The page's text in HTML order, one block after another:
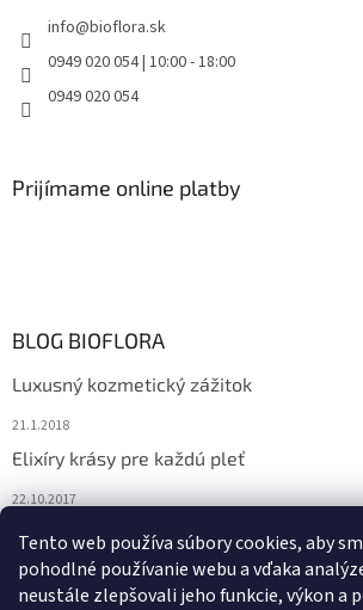
Tento web používa súbory cookies, aby
pohodlné používanie webu a vďaka
neustále zlepšovali jeho funkcie, výkon a
info@bioflora.sk
0949 020 054 | 10:00 - 18:00
0949 020 054
Prijímame online platby
BLOG BIOFLORA
Luxusný kozmetický zážitok
21.1.2018
Elixíry krásy pre každú pleť
22.10.2017
Spoznajte prírodnú kozmetiku Sante
10.10.2017